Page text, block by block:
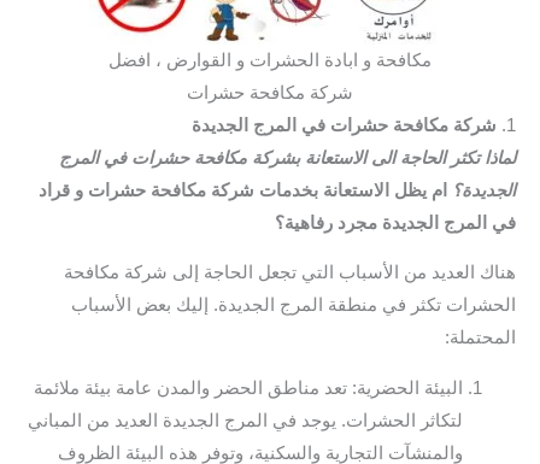
مكافحة و ابادة الحشرات و القوارض ، افضل
شركة مكافحة حشرات
1.
شركة مكافحة حشرات في المرج الجديدة
لماذا تكثر الحاجة الى الاستعانة بشركة مكافحة حشرات في المرج
الجديدة؟
ام يظل الاستعانة بخدمات شركة مكافحة حشرات و قراد
في المرج الجديدة مجرد رفاهية؟
هناك العديد من الأسباب التي تجعل الحاجة إلى شركة مكافحة
الحشرات تكثر في منطقة المرج الجديدة. إليك بعض الأسباب
المحتملة:
البيئة الحضرية: تعد مناطق الحضر والمدن عامة بيئة ملائمة
لتكاثر الحشرات. يوجد في المرج الجديدة العديد من المباني
والمنشآت التجارية والسكنية، وتوفر هذه البيئة الظروف